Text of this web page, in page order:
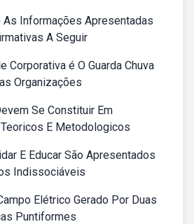
As Informações Apresentadas
A Seguir
Corporativa é O Guarda Chuva
Organizações
Se Constituir Em
E Metodologicos
E Educar São Apresentados
Indissociáveis
Elétrico Gerado Por Duas
Puntiformes